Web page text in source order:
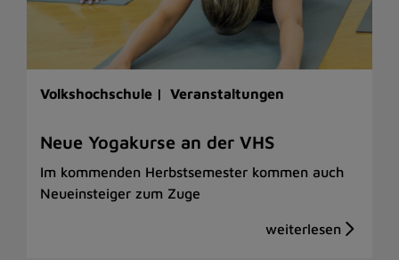
Volkshochschule | Veranstaltungen
Neue Yogakurse an der VHS
Im kommenden Herbstsemester kommen auch
Neueinsteiger zum Zuge